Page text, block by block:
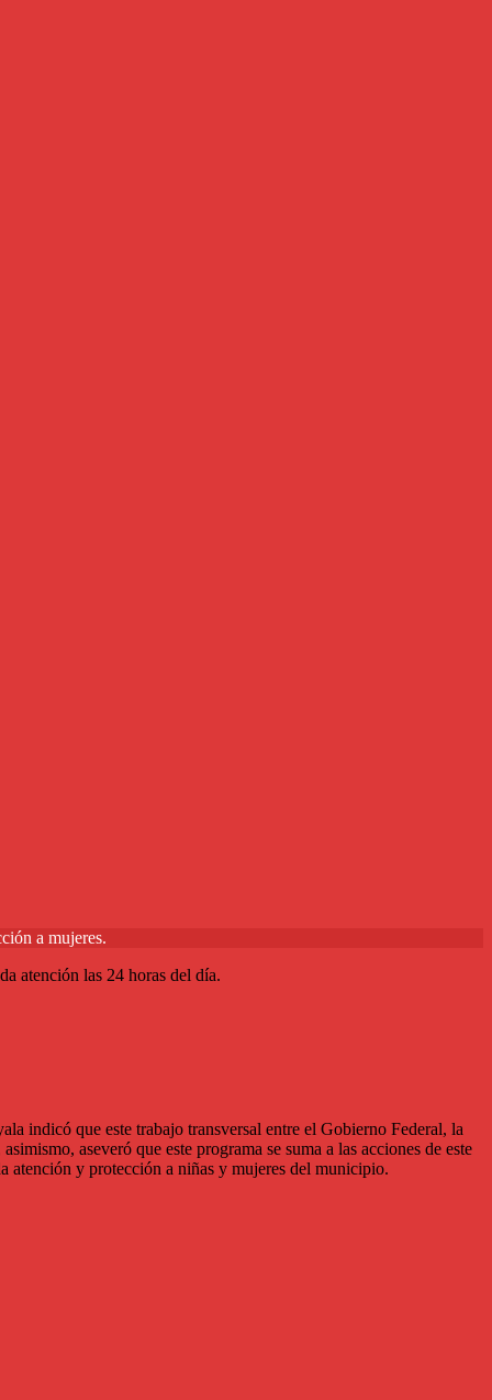
a mujeres.
atención las 24 horas del día.
indicó que este trabajo transversal entre el Gobierno Federal, la
aseveró que este programa se suma a las acciones de este
atención y protección a niñas y mujeres del municipio.